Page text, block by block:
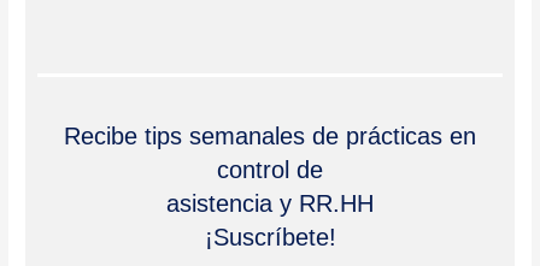
Recibe tips semanales de prácticas en
control de
asistencia y RR.HH
¡Suscríbete!